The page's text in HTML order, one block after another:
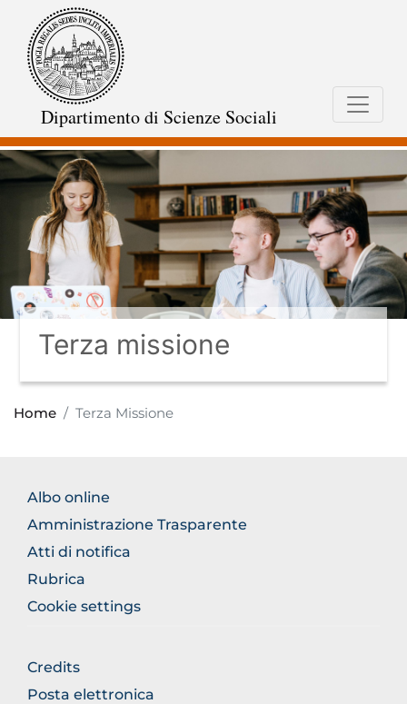
Dipartimento di Scienze Sociali
Terza missione
Home Terza Missione
FOOTER
NORMATIVA
Albo online
Amministrazione Trasparente
Atti di notifica
Rubrica
Cookie settings
FOOTER
GENERICO
Credits
Posta elettronica